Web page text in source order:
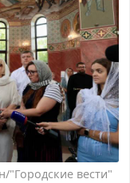
"Городские вести"